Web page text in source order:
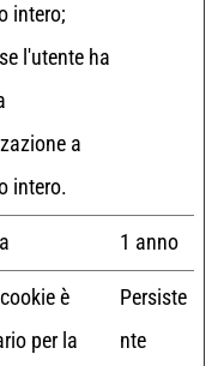
intero;
l'utente ha
a
intero.
1 anno
è
per la
Persiste
nte